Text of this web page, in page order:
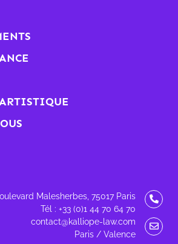
Malesherbes, 75017 Paris
Tél : +33 (0)1 44 70 64 70
contact@kalliope-law.com
Paris / Valence